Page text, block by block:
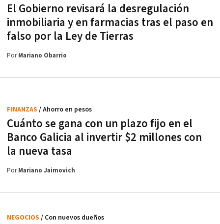
El Gobierno revisará la desregulación
inmobiliaria y en farmacias tras el paso en
falso por la Ley de Tierras
PorMariano Obarrio
Cuánto se gana con un plazo fijo en el
Banco Galicia al invertir $2 millones con
la nueva tasa
FINANZAS / Ahorro en pesos
PorMariano Jaimovich
NEGOCIOS / Con nuevos dueños